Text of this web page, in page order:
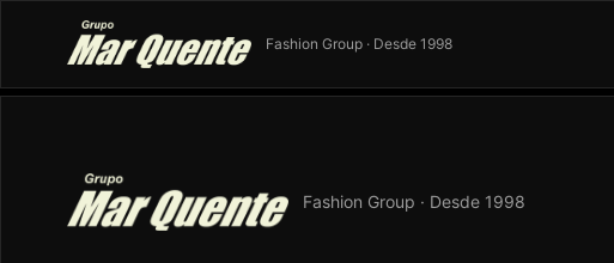
Fashion Group · Desde 1998
Fashion Group · Desde 1998